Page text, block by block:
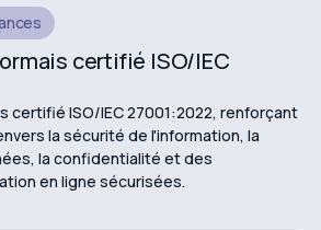
certifié ISO/IEC
certifié ISO/IEC 27001:2022, renforçant
la sécurité de l'information, la
la confidentialité et des
en ligne sécurisées.